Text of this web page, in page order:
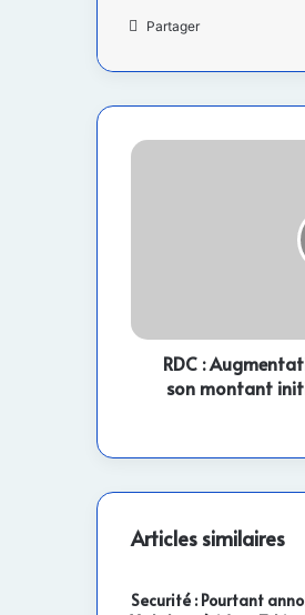
Partager
RDC
son
montant
initial,
FARDC
RDC :
son montant
Articles similaires
Securité : Pourtant